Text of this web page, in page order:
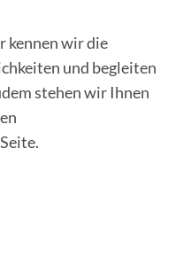
kennen wir die
und begleiten
stehen wir Ihnen